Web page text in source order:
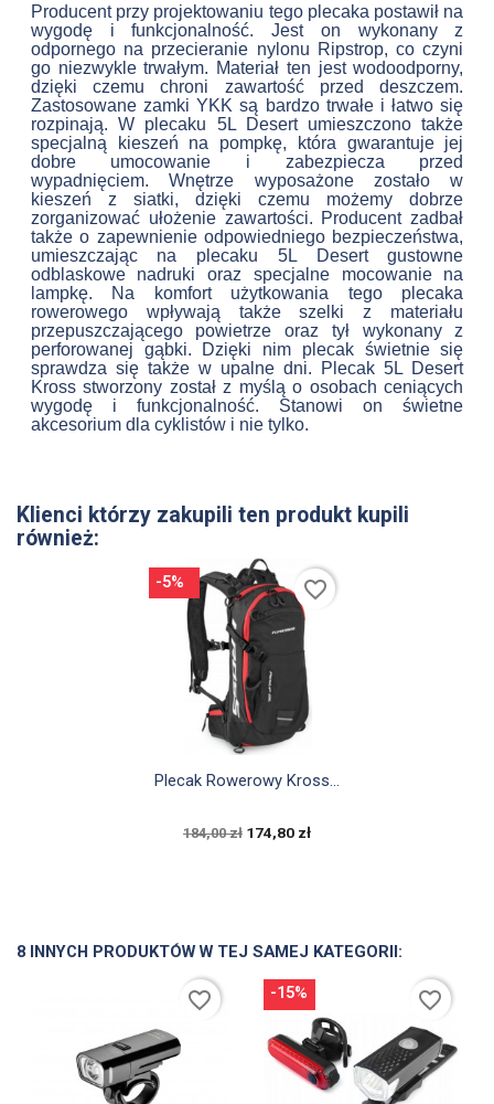
Producent przy projektowaniu tego plecaka postawił na
wygodę i funkcjonalność. Jest on wykonany z
odpornego na przecieranie nylonu Ripstrop, co czyni
go niezwykle trwałym. Materiał ten jest wodoodporny,
dzięki czemu chroni zawartość przed deszczem.
Zastosowane zamki YKK są bardzo trwałe i łatwo się
rozpinają. W plecaku 5L Desert umieszczono także
specjalną kieszeń na pompkę, która gwarantuje jej
dobre umocowanie i zabezpiecza przed
wypadnięciem. Wnętrze wyposażone zostało w
kieszeń z siatki, dzięki czemu możemy dobrze
zorganizować ułożenie zawartości. Producent zadbał
także o zapewnienie odpowiedniego bezpieczeństwa,
umieszczając na plecaku 5L Desert gustowne
odblaskowe nadruki oraz specjalne mocowanie na
lampkę. Na komfort użytkowania tego plecaka
rowerowego wpływają także szelki z materiału
przepuszczającego powietrze oraz tył wykonany z
perforowanej gąbki. Dzięki nim plecak świetnie się
sprawdza się także w upalne dni. Plecak 5L Desert
Kross stworzony został z myślą o osobach ceniących
wygodę i funkcjonalność. Stanowi on świetne
akcesorium dla cyklistów i nie tylko.
Klienci którzy zakupili ten produkt kupili
również:
 Szybki podgląd
Plecak Rowerowy Kross...
184,00 zł 174,80 zł
-5% favorite_border
8 INNYCH PRODUKTÓW W TEJ SAMEJ KATEGORII:
favorite_border -15% favorite_border